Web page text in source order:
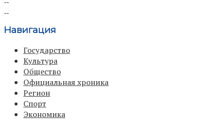
Навигация
Государство
Культура
Общество
Официальная хроника
Регион
Спорт
Экономика